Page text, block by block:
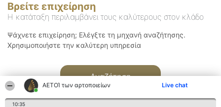
ΑΕΤΟΊ των αρτοποιείων Live chat
10:35
Βρείτε επιχείρηση
Η κατάταξη περιλαμβάνει τους καλύτερους στον κλάδο
Ψάχνετε επιχείρηση; Ελέγξτε τη μηχανή αναζήτησης.
Χρησιμοποιήστε την καλύτερη υπηρεσία
Αναζήτηση